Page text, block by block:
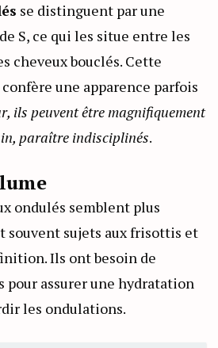
se distinguent par une
S, ce qui les situe entre les
cheveux bouclés. Cette
une apparence parfois
ils peuvent être magnifiquement
paraître indisciplinés.
ondulés semblent plus
souvent sujets aux frisottis et
Ils ont besoin de
pour assurer une hydratation
les ondulations.